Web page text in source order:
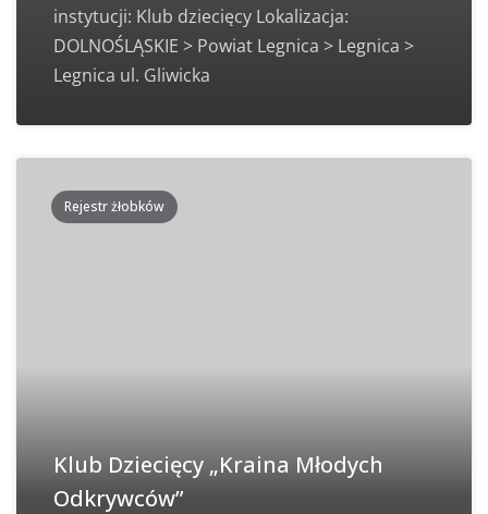
instytucji: Klub dziecięcy Lokalizacja:
DOLNOŚLĄSKIE > Powiat Legnica > Legnica >
Legnica ul. Gliwicka
Rejestr żłobków
Klub Dziecięcy „Kraina Młodych
Odkrywców”